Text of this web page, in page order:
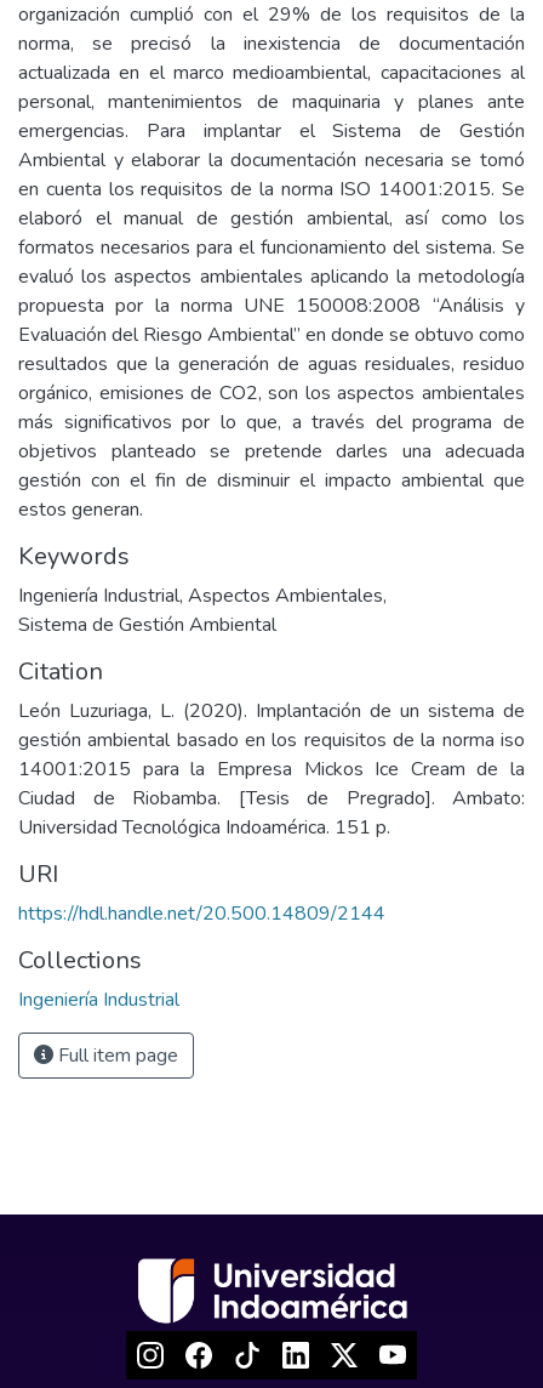
organización cumplió con el 29% de los requisitos de la
norma, se precisó la inexistencia de documentación
actualizada en el marco medioambiental, capacitaciones al
personal, mantenimientos de maquinaria y planes ante
emergencias. Para implantar el Sistema de Gestión
Ambiental y elaborar la documentación necesaria se tomó
en cuenta los requisitos de la norma ISO 14001:2015. Se
elaboró el manual de gestión ambiental, así como los
formatos necesarios para el funcionamiento del sistema. Se
evaluó los aspectos ambientales aplicando la metodología
propuesta por la norma UNE 150008:2008 “Análisis y
Evaluación del Riesgo Ambiental” en donde se obtuvo como
resultados que la generación de aguas residuales, residuo
orgánico, emisiones de CO2, son los aspectos ambientales
más significativos por lo que, a través del programa de
objetivos planteado se pretende darles una adecuada
gestión con el fin de disminuir el impacto ambiental que
estos generan.
Keywords
Ingeniería Industrial, Aspectos Ambientales,
Sistema de Gestión Ambiental
Citation
León Luzuriaga, L. (2020). Implantación de un sistema de
gestión ambiental basado en los requisitos de la norma iso
14001:2015 para la Empresa Mickos Ice Cream de la
Ciudad de Riobamba. [Tesis de Pregrado]. Ambato:
Universidad Tecnológica Indoamérica. 151 p.
URI
https://hdl.handle.net/20.500.14809/2144
Collections
Ingeniería Industrial
Full item page